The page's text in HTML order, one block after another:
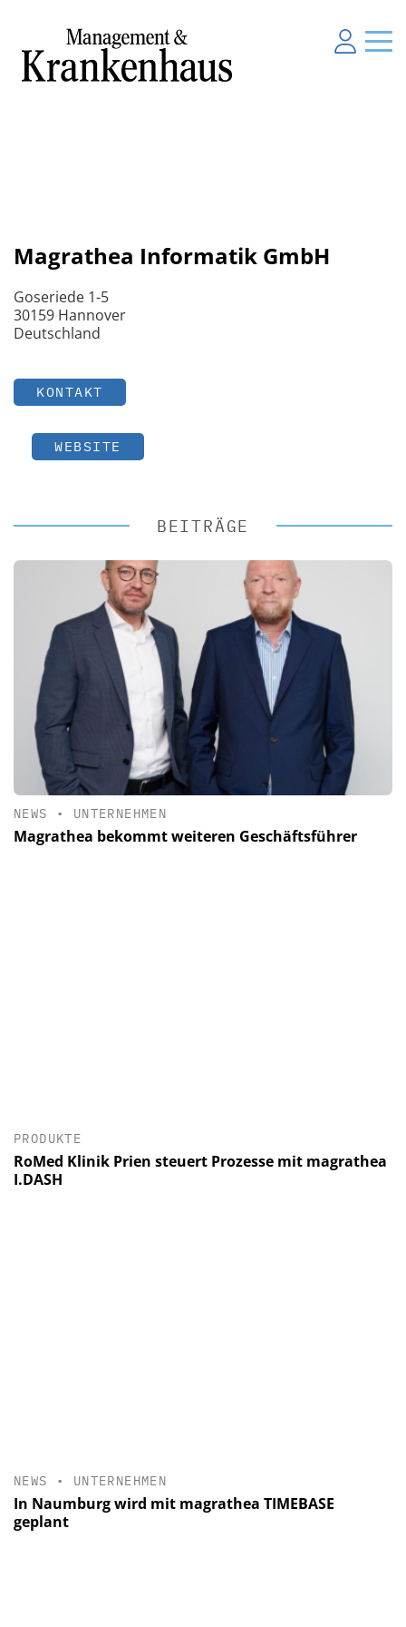
Magrathea Informatik GmbH
Goseriede 1-5
30159 Hannover
Deutschland
KONTAKT
WEBSITE
BEITRÄGE
NEWS • UNTERNEHMEN
Magrathea bekommt weiteren Geschäftsführer
PRODUKTE
RoMed Klinik Prien steuert Prozesse mit magrathea
I.DASH
NEWS • UNTERNEHMEN
In Naumburg wird mit magrathea TIMEBASE
geplant